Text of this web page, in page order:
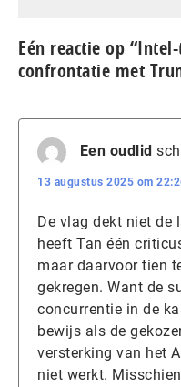
Eén reactie op
confrontatie met
Een oudlid
13 augustus 2025 om
De vlag dekt niet de
heeft Tan één
maar daarvoor tien
gekregen. Want de
concurrentie in de
bewijs als de
versterking van het
niet werkt.